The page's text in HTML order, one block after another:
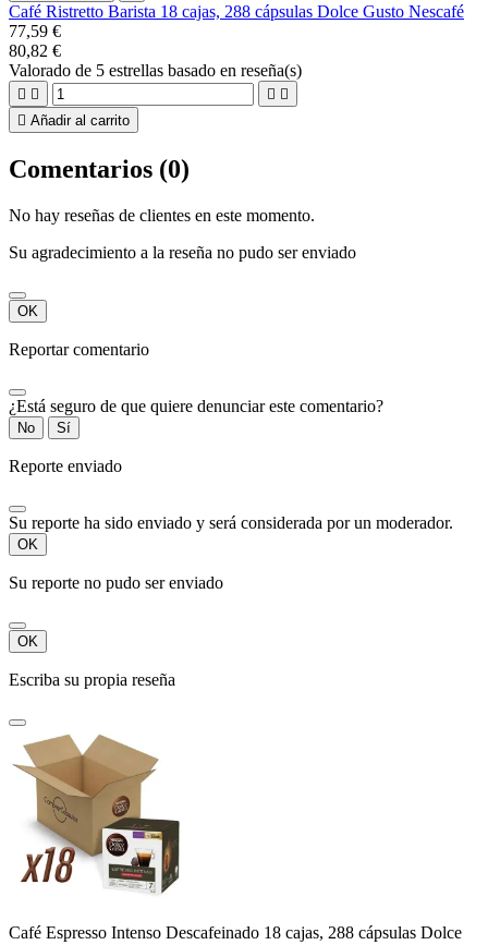
Café Ristretto Barista 18 cajas, 288 cápsulas Dolce Gusto Nescafé
77,59 €
80,82 €
Valorado de 5 estrellas basado en reseña(s)
   
 Añadir al carrito
Comentarios (0)
No hay reseñas de clientes en este momento.
Su agradecimiento a la reseña no pudo ser enviado
OK
Reportar comentario
¿Está seguro de que quiere denunciar este comentario?
No Sí
Reporte enviado
Su reporte ha sido enviado y será considerada por un moderador.
OK
Su reporte no pudo ser enviado
OK
Escriba su propia reseña
Café Espresso Intenso Descafeinado 18 cajas, 288 cápsulas Dolce